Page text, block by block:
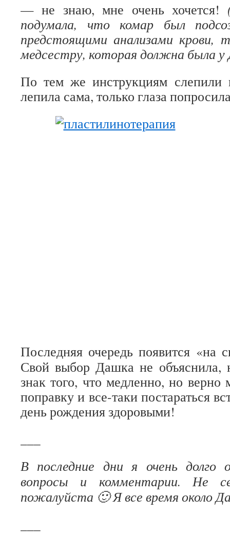
— не знаю, мне очень хочется!
подумала, что комар был
предстоящими анализами крови,
медсестру, которая должна была у
По тем же инструкциям
лепила сама, только глаза
Последняя очередь появится «на
Свой выбор Дашка не объяснила,
знак того, что медленно, но
поправку и все-таки постараться
день рождения здоровыми!
В последние дни я очень долго
вопросы и комментарии. Не
пожалуйста 🙂 Я все время около